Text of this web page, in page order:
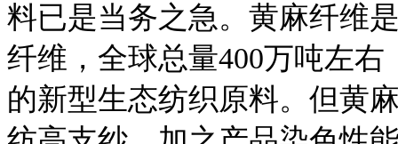
料已是当务之急。黄麻纤维
纤维，全球总量400万吨左
的新型生态纺织原料。但黄